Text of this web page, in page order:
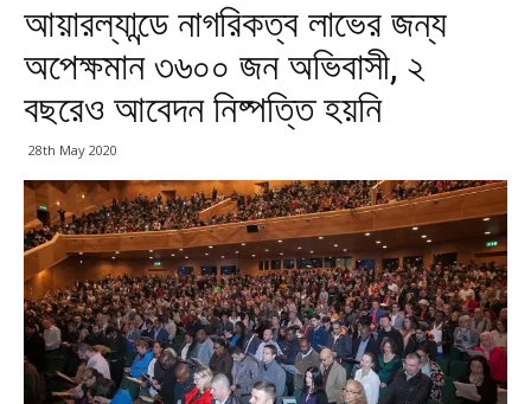
আয়ারল্যান্ডে নাগরিকত্ব লাভের জন্য
অপেক্ষমান ৩৬০০ জন অভিবাসী, ২
বছরেও আবেদন নিষ্পত্তি হয়নি
28th May 2020